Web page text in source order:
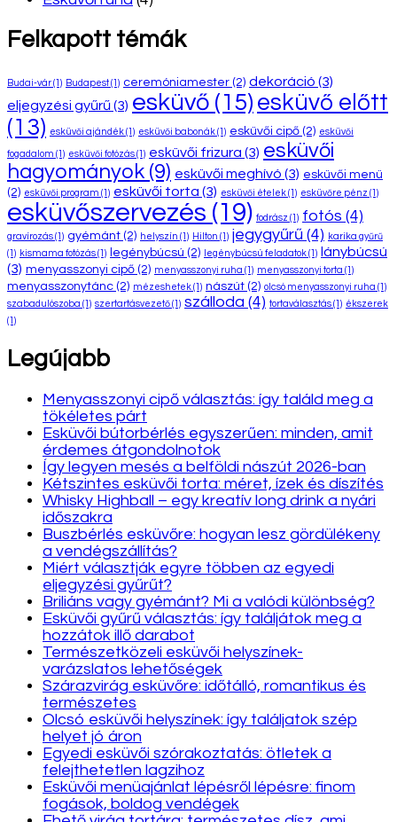
Felkapott témák
Budai-vár(1) Budapest(1) ceremóniamester (2) dekoráció (3)
eljegyzési gyűrű(3) esküvő (15) esküvő előtt
(13) esküvői ajándék(1) esküvői babonák(1) esküvői cipő (2) esküvői
fogadalom (1) esküvői fotózás(1) esküvői frizura (3) esküvői
hagyományok (9) esküvői meghívó (3) esküvői menü
(2) esküvői program (1) esküvői torta (3) esküvői ételek(1) esküvőre pénz (1)
esküvőszervezés (19) fodrász (1) fotós (4)
gravírozás(1) gyémánt (2) helyszín (1) Hilton (1) jegygyűrű (4) karika gyűrű
(1) kismama fotózás(1) legénybúcsú (2) legénybúcsú feladatok(1)
lánybúcsú
(3) menyasszonyi cipő (2) menyasszonyi ruha (1) menyasszonyi torta (1)
menyasszonytánc (2) mézeshetek(1) nászút (2) olcsó menyasszonyi ruha (1)
szabadulószoba (1) szertartásvezető(1) szálloda (4) tortaválasztás(1) ékszerek
(1)
Legújabb
Menyasszonyi cipő választás: így találd meg a
tökéletes párt
Esküvői bútorbérlés egyszerűen: minden, amit
érdemes átgondolnotok
Így legyen mesés a belföldi nászút 2026-ban
Kétszintes esküvői torta: méret, ízek és díszítés
Whisky Highball – egy kreatív long drink a nyári
időszakra
Buszbérlés esküvőre: hogyan lesz gördülékeny
a vendégszállítás?
Miért választják egyre többen az egyedi
eljegyzési gyűrűt?
Briliáns vagy gyémánt? Mi a valódi különbség?
Esküvői gyűrű választás: így találjátok meg a
hozzátok illő darabot
Természetközeli esküvői helyszínek-
varázslatos lehetőségek
Szárazvirág esküvőre: időtálló, romantikus és
természetes
Olcsó esküvői helyszínek: így találjatok szép
helyet jó áron
Egyedi esküvői szórakoztatás: ötletek a
felejthetetlen lagzihoz
Esküvői menüajánlat lépésről lépésre: finom
fogások, boldog vendégek